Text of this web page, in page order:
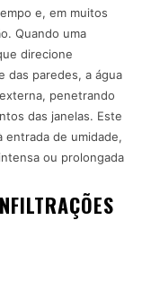
e, em muitos
Quando uma
direcione
das paredes, a água
penetrando
das janelas. Este
entrada de umidade,
ou prolongada